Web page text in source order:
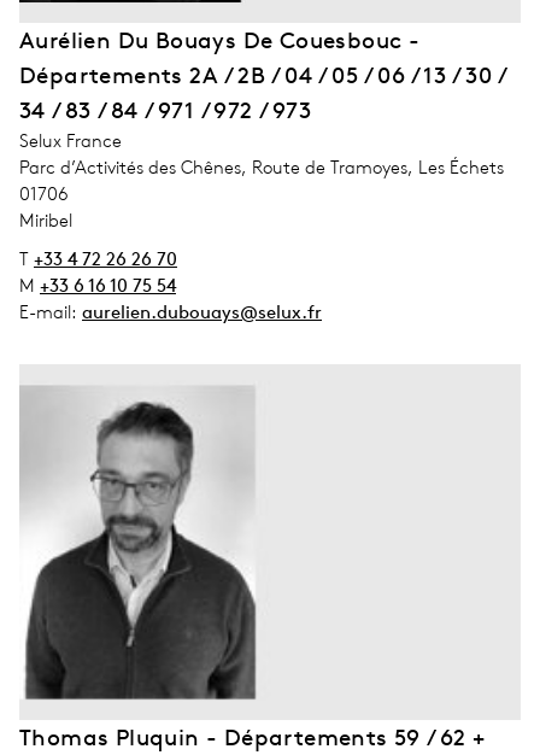
Aurélien Du Bouays De Couesbouc -
Départements 2A / 2B / 04 / 05 / 06 / 13 / 30 /
34 / 83 / 84 / 971 / 972 / 973
address_company
Selux France
address_street_1
Parc d’Activités des Chênes, Route de Tramoyes, Les Échets
address_zip_code
01706
address_city
Miribel
T +33 4 72 26 26 70
M +33 6 16 10 75 54
E-mail: aurelien.dubouays@selux.fr
Thomas Pluquin - Départements 59 / 62 +